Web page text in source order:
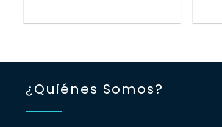
¿Quiénes Somos?